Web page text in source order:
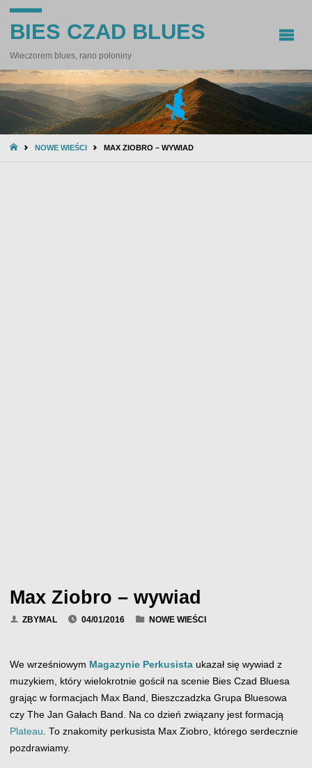
BIES CZAD BLUES
Wieczorem blues, rano połoniny
STRONANOWE WIEŚCI MAX ZIOBRO – WYWIAD
Max Ziobro – wywiad
ZBYMAL 04/01/2016 NOWE WIEŚCI
We wrześniowym Magazynie Perkusistaukazał się wywiad z
muzykiem, który wielokrotnie gościł na scenie Bies Czad Bluesa
grając w formacjach Max Band, Bieszczadzka Grupa Bluesowa
czy The Jan Gałach Band. Na co dzień związany jest formacją
Plateau . To znakomity perkusista Max Ziobro, którego serdecznie
pozdrawiamy.